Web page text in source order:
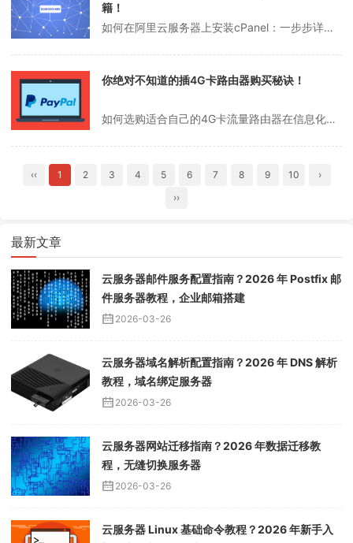
籍！
如何在阿里云服务器上安装cPanel：一步步详细指南随着互联网技术的迅猛发展，越来越多的人希望拥有自己的网站，而阿里云服务器因其稳定性和性价比成为许多人的首选。然而，对于初学者来说，在阿里云服务器上安装cPanel（一款流行的网站管理面板）可能会显得有些复杂。别担心，这篇文章将为你提供一个清晰、易懂的安装指南...
你绝对不知道的插4G卡路由器购买秘诀！
如何选购适合自己的4G卡流量路由器在信息化飞速发展的今天，网络已经成为我们生活中不可或缺的一部分。随着移动设备的广泛使用，随时随地上网的需求日益增加。无论是出差、旅行还是日常移动办公，插4G卡的流量路由器都能为我们提供便捷的网络解决方案。那么，如何挑选一款适合自己的4G卡流量路由器呢？本文将为大家提供一些实用...
‹‹ 1 2 3 4 5 6 7 8 9 10
›
››
最新文章
云服务器邮件服务配置指南？2026 年 Postfix 邮
件服务器教程，企业邮箱搭建
2026-03-26
云服务器域名解析配置指南？2026 年 DNS 解析
教程，域名绑定服务器
2026-03-26
云服务器网站迁移指南？2026 年数据迁移教
程，无缝切换服务器
2026-03-26
云服务器 Linux 基础命令教程？2026 年新手入